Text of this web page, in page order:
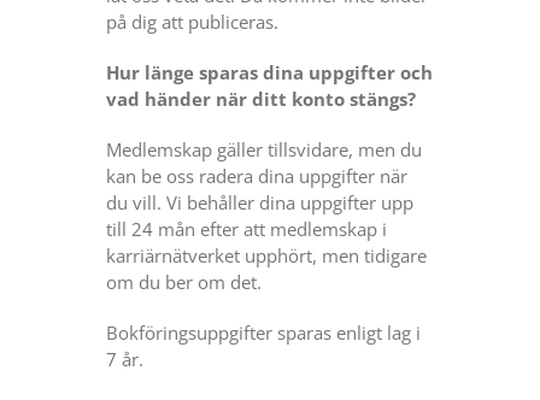
på dig att publiceras.
Hur länge sparas dina uppgifter och
vad händer när ditt konto stängs?
Medlemskap gäller tillsvidare, men du
kan be oss radera dina uppgifter när
du vill. Vi behåller dina uppgifter upp
till 24 mån efter att medlemskap i
karriärnätverket upphört, men tidigare
om du ber om det.
Bokföringsuppgifter sparas enligt lag i
7 år.